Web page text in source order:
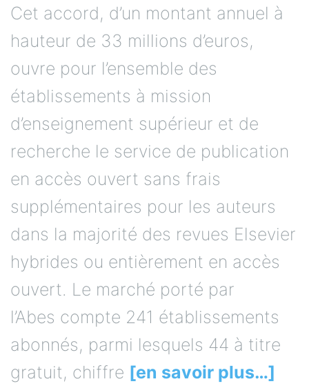
Cet accord, d’un montant annuel à
hauteur de 33 millions d’euros,
ouvre pour l’ensemble des
établissements à mission
d’enseignement supérieur et de
recherche le service de publication
en accès ouvert sans frais
supplémentaires pour les auteurs
dans la majorité des revues Elsevier
hybrides ou entièrement en accès
ouvert. Le marché porté par
l’Abes compte 241 établissements
abonnés, parmi lesquels 44 à titre
gratuit, chiffre [en savoir plus…]